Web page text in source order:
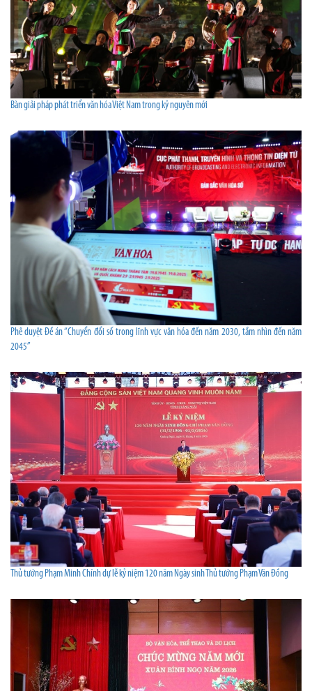
Bàn giải pháp phát triển văn hóa Việt Nam trong kỷ nguyên mới
Phê duyệt Đề án “Chuyển đổi số trong lĩnh vực văn hóa đến năm 2030, tầm nhìn đến năm
2045”
Thủ tướng Phạm Minh Chính dự lễ kỷ niệm 120 năm Ngày sinh Thủ tướng Phạm Văn Đồng